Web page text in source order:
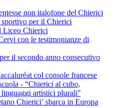
non italofone del Chierici
per il Chierici
Liceo Chierici
con le testimonianze di
il secondo anno consecutivo
col console francese
- “Chierici al cubo,
artistici plurali”
Chierici’ sbarca in Europa